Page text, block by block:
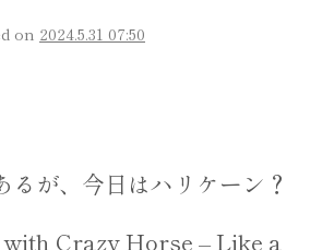
on 2024.5.31 07:50
るが、今日はハリケーン？
Crazy Horse – Like a